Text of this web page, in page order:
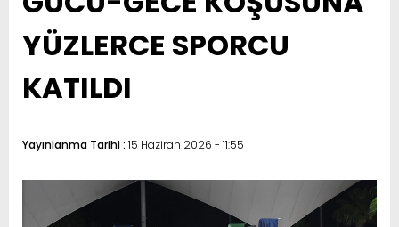
YÜZLERCE SPORCU
KATILDI
Yayınlanma Tarihi : 15 Haziran 2026 - 11:55